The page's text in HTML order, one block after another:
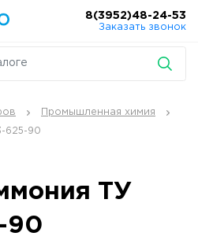
8(3952)48-24-53
Заказать звонок
Промышленная химия
625-90
ТУ
90